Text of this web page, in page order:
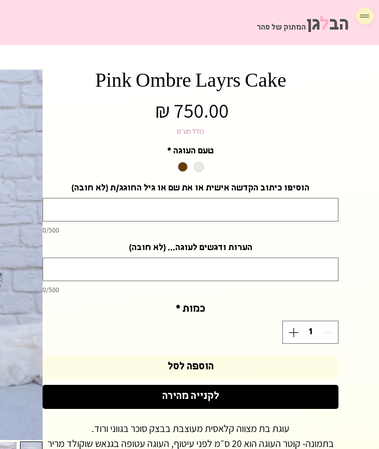
הבלגן המתוק של סהר
Pink Ombre Layrs Cake
כולל מע״מ
טעם העוגה *
הוסיפו כיתוב הקדשה אישית או את שם או גיל החוגג/ת (לא חובה)
0/500
הערות ודגשים לעוגה... (לא חובה)
0/500
כמות *
הוספה לסל
לקנייה מהירה
עוגת בת מצווה קלאסית מעוצבת בבצק סוכר בגווני ורוד.
בתמונה- קוטר העוגה הוא 20 ס״מ לפני עיטוף, העוגה עטופה בגנאש שוקולד מריר